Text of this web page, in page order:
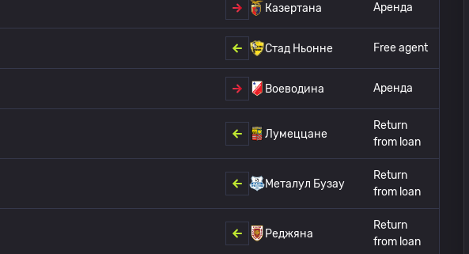
Казертана Аренда
Стад Ньонне Free agent
Воеводина Аренда
Лумеццане
Return
from loan
Металул Бузау
Return
from loan
Реджяна
Return
from loan